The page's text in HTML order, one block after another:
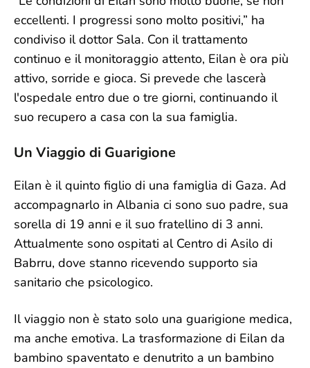
eccellenti. I progressi sono molto positivi,” ha
condiviso il dottor Sala. Con il trattamento
continuo e il monitoraggio attento, Eilan è ora più
attivo, sorride e gioca. Si prevede che lascerà
l'ospedale entro due o tre giorni, continuando il
suo recupero a casa con la sua famiglia.
Un Viaggio di Guarigione
Eilan è il quinto figlio di una famiglia di Gaza. Ad
accompagnarlo in Albania ci sono suo padre, sua
sorella di 19 anni e il suo fratellino di 3 anni.
Attualmente sono ospitati al Centro di Asilo di
Babrru, dove stanno ricevendo supporto sia
sanitario che psicologico.
Il viaggio non è stato solo una guarigione medica,
ma anche emotiva. La trasformazione di Eilan da
bambino spaventato e denutrito a un bambino